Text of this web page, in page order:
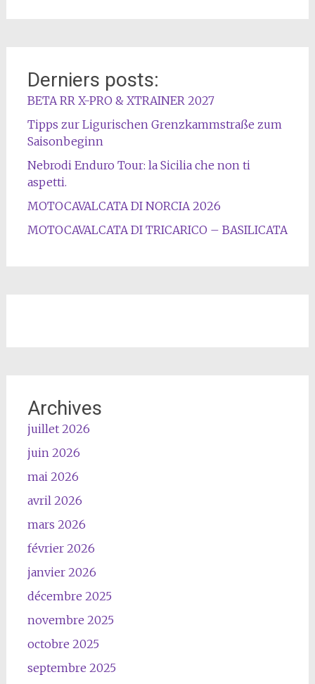
Derniers posts:
BETA RR X-PRO & XTRAINER 2027
Tipps zur Ligurischen Grenzkammstraße zum
Saisonbeginn
Nebrodi Enduro Tour: la Sicilia che non ti
aspetti.
MOTOCAVALCATA DI NORCIA 2026
MOTOCAVALCATA DI TRICARICO – BASILICATA
Archives
juillet 2026
juin 2026
mai 2026
avril 2026
mars 2026
février 2026
janvier 2026
décembre 2025
novembre 2025
octobre 2025
septembre 2025